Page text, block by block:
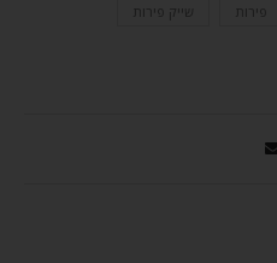
פירות שייק פירות